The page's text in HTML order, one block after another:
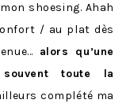
shoesing. Ahah
/ au plat dès
alors qu’une
toute la
complété ma